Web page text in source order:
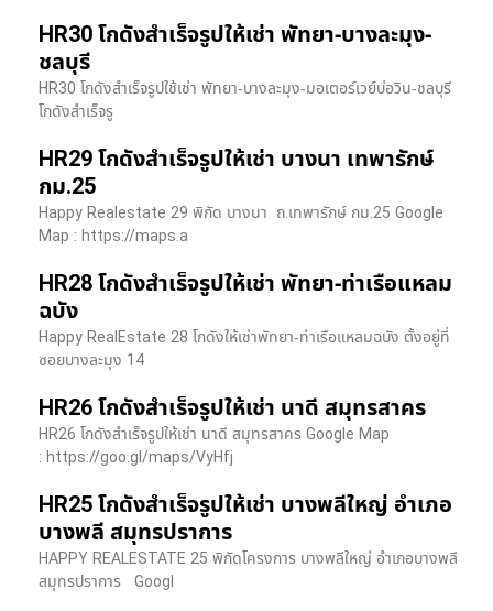
HR30 โกดังสำเร็จรูปให้เช่า พัทยา-บางละมุง-
ชลบุรี
HR30 โกดังสำเร็จรูปใช้เช่า พัทยา-บางละมุง-มอเตอร์เวย์บ่อวิน-ชลบุรี
โกดังสำเร็จรู
HR29 โกดังสำเร็จรูปให้เช่า บางนา เทพารักษ์
กม.25
Happy Realestate 29 พิกัด บางนา​ ถ.เทพารักษ์ กม.25 Google
Map : ​https://maps.a
HR28 โกดังสำเร็จรูปให้เช่า พัทยา-ท่าเรือแหลม
ฉบัง
Happy RealEstate 28 โกดังให้เช่าพัทยา-ท่าเรือแหลมฉบัง ตั้งอยู่ที่
ซอยบางละมุง 14
HR26 โกดังสำเร็จรูปให้เช่า นาดี สมุทรสาคร
HR26 โกดังสำเร็จรูปให้เช่า นาดี สมุทรสาคร Google Map
: https://goo.gl/maps/VyHfj
HR25 โกดังสำเร็จรูปให้เช่า บางพลีใหญ่ อำเภอ
บางพลี สมุทรปราการ
HAPPY REALESTATE 25 พิกัดโครงการ บางพลีใหญ่ อำเภอบางพลี
สมุทรปราการ Googl